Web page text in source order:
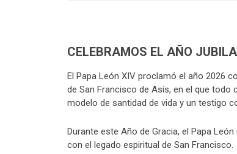
CELEBRAMOS EL AÑO
El Papa León XIV proclamó el año 2026
de San Francisco de Asís, en el que todo
modelo de santidad de vida y un testigo
Durante este Año de Gracia, el Papa
con el legado espiritual de San Francisco.